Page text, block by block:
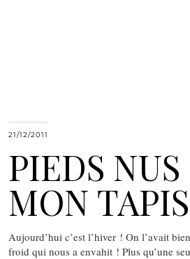
21/12/2011
PIEDS NUS
MON TAPIS
Aujourd’hui c’est l’hiver ! On l’avait
froid qui nous a envahit ! Plus qu’une